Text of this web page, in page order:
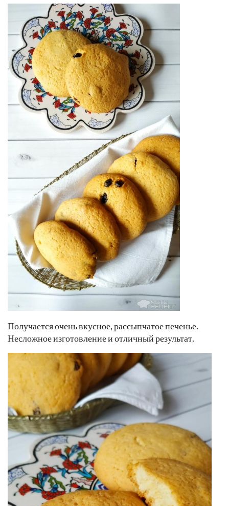
Получается очень вкусное, рассыпчатое печенье.
Несложное изготовление и отличный результат.